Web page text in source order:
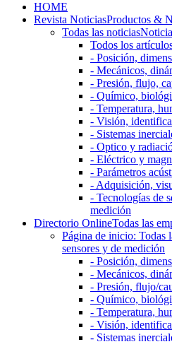
HOME
Revista NoticiasProductos &
Todas las noticias
Todos los
- Posición,
- Mecánicos,
- Presión, flujo,
- Químico,
- Temperatura,
- Visión,
- Sistemas
- Optico y
- Eléctrico y
- Parámetros
- Adquisición,
- Tecnologías de
medición
Directorio OnlineTodas las
Página de inicio: Todas
sensores y de medición
- Posición,
- Mecánicos,
- Presión, flujo/
- Químico,
- Temperatura,
- Visión,
- Sistemas